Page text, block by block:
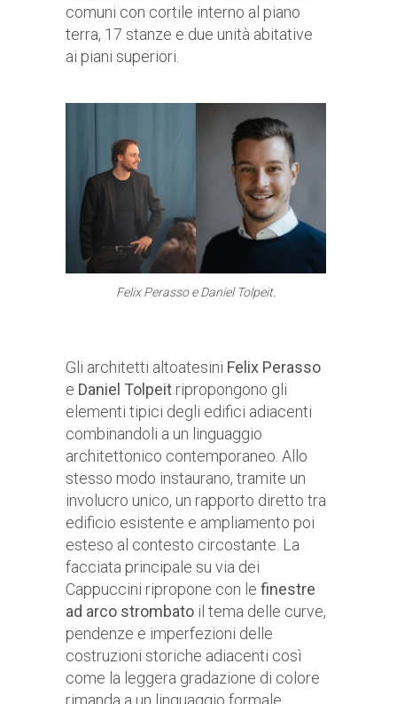
comuni con cortile interno al piano
terra, 17 stanze e due unità abitative
ai piani superiori.
Felix Perasso e Daniel Tolpeit.
Gli architetti altoatesini Felix Perasso
e Daniel Tolpeit ripropongono gli
elementi tipici degli edifici adiacenti
combinandoli a un linguaggio
architettonico contemporaneo. Allo
stesso modo instaurano, tramite un
involucro unico, un rapporto diretto tra
edificio esistente e ampliamento poi
esteso al contesto circostante. La
facciata principale su via dei
Cappuccini ripropone con le finestre
ad arco strombato il tema delle curve,
pendenze e imperfezioni delle
costruzioni storiche adiacenti così
come la leggera gradazione di colore
rimanda a un linguaggio formale